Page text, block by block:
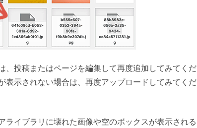
、投稿またはページを編集して再度追加してみてくだ
表示されない場合は、再度アップロードしてみてくだ
ライブラリに壊れた画像や空のボックスが表示される